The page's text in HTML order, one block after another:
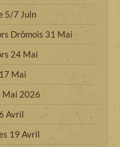
5/7 Juin
Drômois 31 Mai
24 Mai
Mai
Mai 2026
Avril
19 Avril